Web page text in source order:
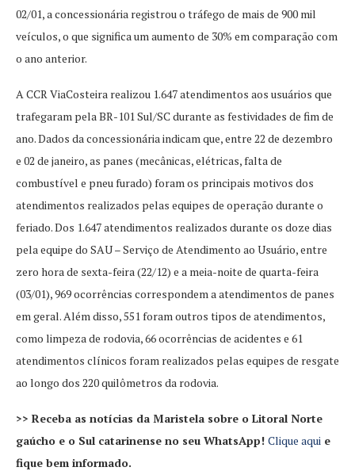
02/01, a concessionária registrou o tráfego de mais de 900 mil
veículos, o que significa um aumento de 30% em comparação com
o ano anterior.
A CCR ViaCosteira realizou 1.647 atendimentos aos usuários que
trafegaram pela BR-101 Sul/SC durante as festividades de fim de
ano. Dados da concessionária indicam que, entre 22 de dezembro
e 02 de janeiro, as panes (mecânicas, elétricas, falta de
combustível e pneu furado) foram os principais motivos dos
atendimentos realizados pelas equipes de operação durante o
feriado. Dos 1.647 atendimentos realizados durante os doze dias
pela equipe do SAU – Serviço de Atendimento ao Usuário, entre
zero hora de sexta-feira (22/12) e a meia-noite de quarta-feira
(03/01), 969 ocorrências correspondem a atendimentos de panes
em geral. Além disso, 551 foram outros tipos de atendimentos,
como limpeza de rodovia, 66 ocorrências de acidentes e 61
atendimentos clínicos foram realizados pelas equipes de resgate
ao longo dos 220 quilômetros da rodovia.
>> Receba as notícias da Maristela sobre o Litoral Norte
gaúcho e o Sul catarinense no seu WhatsApp! Clique aqui e
fique bem informado.